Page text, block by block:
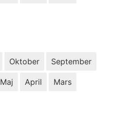
Oktober September
Maj April Mars